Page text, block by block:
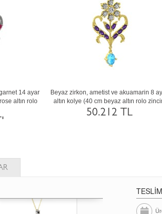
zirkon, ametist ve yeşil kuvars 14
altın kolye (40 cm beyaz altın
Beyaz zirkon,
beyaz altın kolye